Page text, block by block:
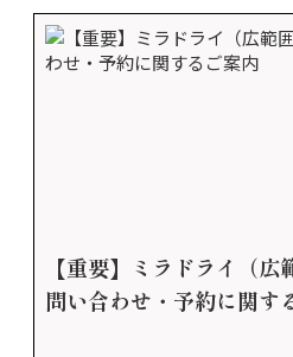
【重要】ミラドライ（
問い合わせ・予約に関す